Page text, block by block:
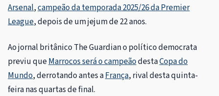
Arsenal,campeão da temporada 2025/26 da Premier
League, depois de um jejum de 22 anos.
Ao jornal britânico The Guardian o político democrata
previu queMarrocos será o campeãodestaCopa do
Mundo, derrotando antes aFrança, rival desta quinta-
feira nas quartas de final.